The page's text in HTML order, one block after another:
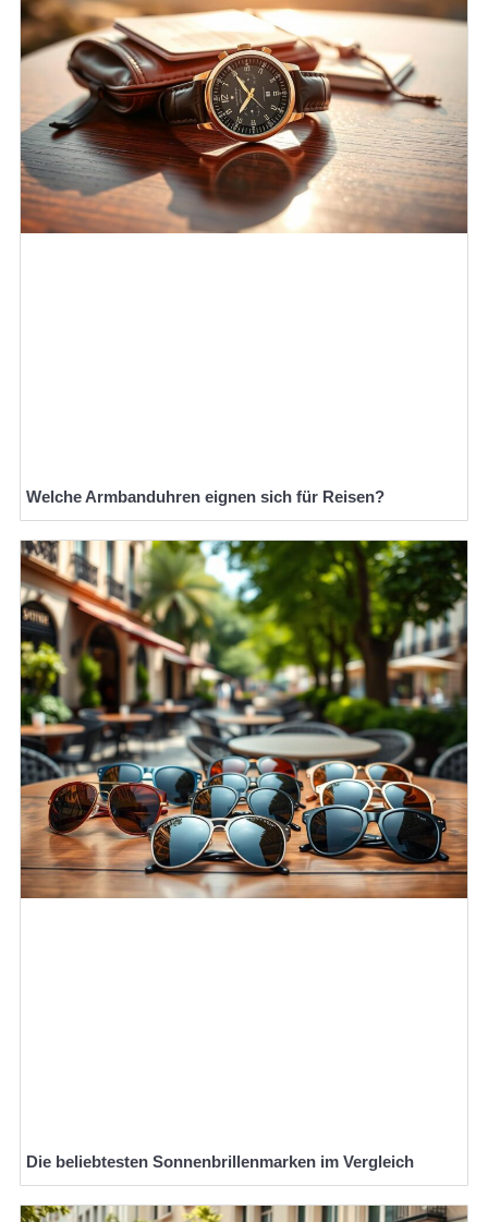
Welche Armbanduhren eignen sich für Reisen?
Die beliebtesten Sonnenbrillenmarken im Vergleich